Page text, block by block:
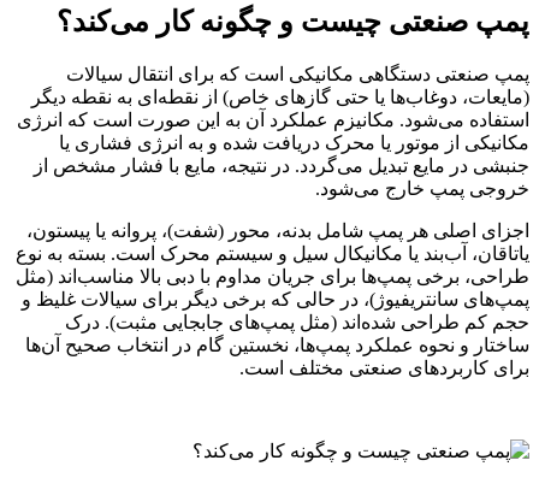
پمپ صنعتی چیست و چگونه کار می‌کند؟
پمپ صنعتی دستگاهی مکانیکی است که برای انتقال سیالات
(مایعات، دوغاب‌ها یا حتی گازهای خاص) از نقطه‌ای به نقطه دیگر
استفاده می‌شود. مکانیزم عملکرد آن به این صورت است که انرژی
مکانیکی از موتور یا محرک دریافت شده و به انرژی فشاری یا
جنبشی در مایع تبدیل می‌گردد. در نتیجه، مایع با فشار مشخص از
خروجی پمپ خارج می‌شود.
اجزای اصلی هر پمپ شامل بدنه، محور (شفت)، پروانه یا پیستون،
یاتاقان، آب‌بند یا مکانیکال سیل و سیستم محرک است. بسته به نوع
طراحی، برخی پمپ‌ها برای جریان مداوم با دبی بالا مناسب‌اند (مثل
پمپ‌های سانتریفیوژ)، در حالی که برخی دیگر برای سیالات غلیظ و
حجم کم طراحی شده‌اند (مثل پمپ‌های جابجایی مثبت). درک
ساختار و نحوه عملکرد پمپ‌ها، نخستین گام در انتخاب صحیح آن‌ها
برای کاربردهای صنعتی مختلف است.